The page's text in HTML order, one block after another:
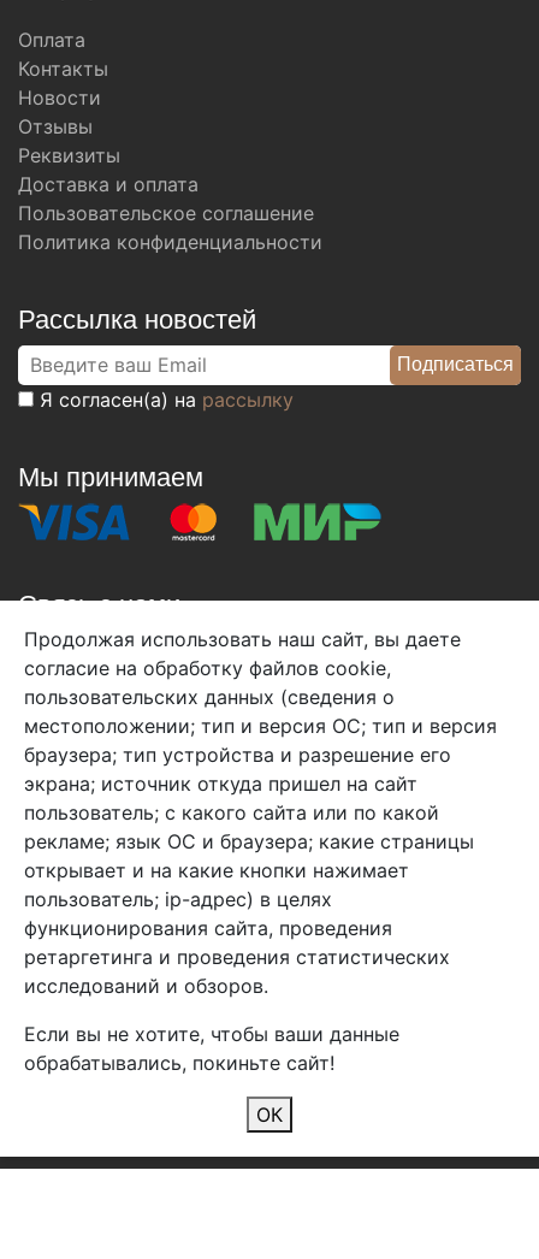
Оплата
Контакты
Новости
Отзывы
Реквизиты
Доставка и оплата
Пользовательское соглашение
Политика конфиденциальности
Рассылка новостей
Я согласен(а) на рассылку
Мы принимаем
Связь с нами
+7 (495) 933-38-08
info@arben-textile.ru- оптовые продажи
Арбен текстиль г. Щелково, пер.
1-й Советский д.25, владение 2.
Мы в соц. сетях
2026 Copyright © Арбен
Продолжая использовать наш сайт, вы даете
согласие на обработку файлов cookie,
пользовательских данных (сведения о
местоположении; тип и версия ОС; тип и версия
браузера; тип устройства и разрешение его
экрана; источник откуда пришел на сайт
пользователь; с какого сайта или по какой
рекламе; язык ОС и браузера; какие страницы
открывает и на какие кнопки нажимает
пользователь; ip-адрес) в целях
функционирования сайта, проведения
ретаргетинга и проведения статистических
исследований и обзоров.
Если вы не хотите, чтобы ваши данные
обрабатывались, покиньте сайт!
ОК